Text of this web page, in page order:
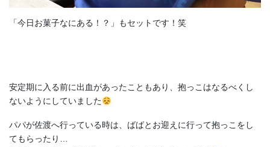
「今日お菓子なにある！？」もセットです！笑
安定期に入る前に出血があったこともあり、抱っこはなるべくし
ないようにしていました
パパが佐渡へ行っている時は、ばばとお迎えに行って抱っこをし
てもらったり…